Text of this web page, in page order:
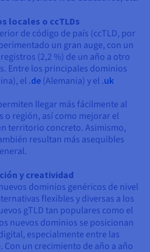
locales o ccTLDs
de código de país (ccTLD, por
un gran auge, con un
(2,2 %) de un año a otro
Entre los principales dominios
el .de (Alemania) y el .uk
llegar más fácilmente al
o región, así como mejorar el
territorio concreto. Asimismo,
resultan más asequibles
y creatividad
dominios genéricos de nivel
flexibles y diversas a los
gTLD tan populares como el
nuevos dominios se posicionan
especialmente entre las
Con un crecimiento de año a año